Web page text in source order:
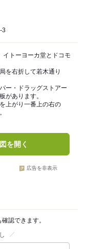
3
イトーヨーカ堂とドコモ
を右折して若木通り
ー・ドラッグストアー
があります。
上がり一番上の右の
を開く
広告を非表示
認できます。